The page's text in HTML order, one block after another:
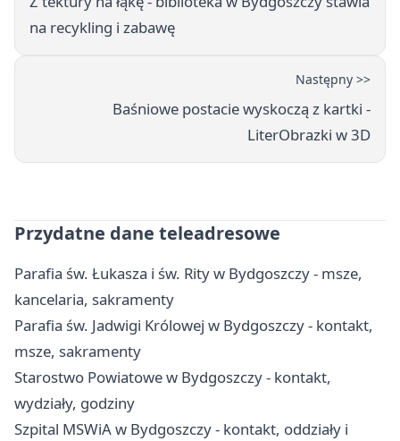
na recykling i zabawę
Następny >>
Baśniowe postacie wyskoczą z kartki -
LiterObrazki w 3D
Przydatne dane teleadresowe
Parafia św. Łukasza i św. Rity w Bydgoszczy - msze,
kancelaria, sakramenty
Parafia św. Jadwigi Królowej w Bydgoszczy - kontakt,
msze, sakramenty
Starostwo Powiatowe w Bydgoszczy - kontakt,
wydziały, godziny
Szpital MSWiA w Bydgoszczy - kontakt, oddziały i